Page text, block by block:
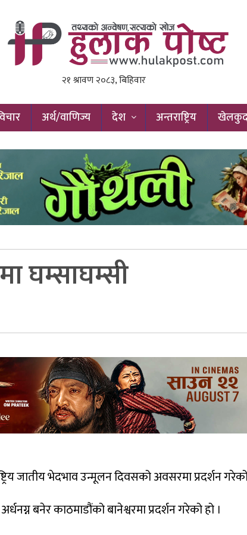
अर्थ/वाणिज्य देश अन्तराष्ट्रिय
घम्साघम्सी
जातीय भेदभाव उन्मूलन दिवसको अवसरमा प्रदर्शन
बनेर काठमाडौंको बानेश्वरमा प्रदर्शन गरेको हो ।